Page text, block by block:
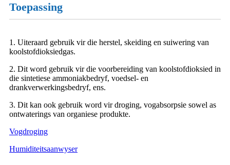
Toepassing
1. Uiteraard gebruik vir die herstel, skeiding en suiwering van
koolstofdioksiedgas.
2. Dit word gebruik vir die voorbereiding van koolstofdioksied in
die sintetiese ammoniakbedryf, voedsel- en
drankverwerkingsbedryf, ens.
3. Dit kan ook gebruik word vir droging, vogabsorpsie sowel as
ontwaterings van organiese produkte.
Vogdroging
Humiditeitsaanwyser